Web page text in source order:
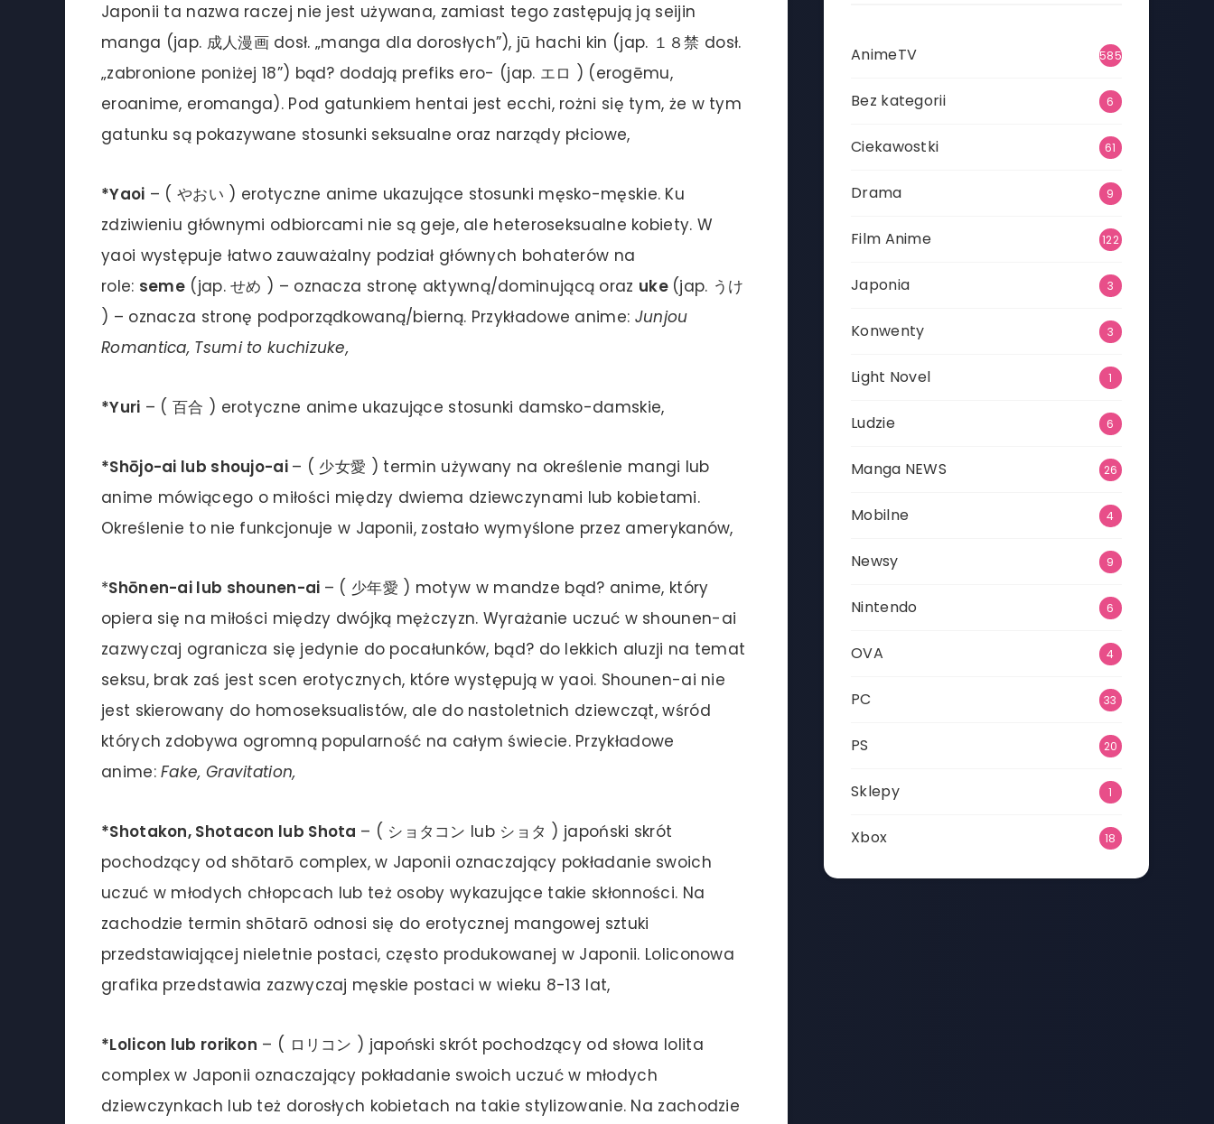
Japonii ta nazwa raczej nie jest używana, zamiast tego zastępują ją seijin
manga (jap. 成人漫画 dosł. „manga dla dorosłych”), jū hachi kin (jap. １８禁 dosł.
„zabronione poniżej 18”) bąd? dodają prefiks ero- (jap. エロ ) (erogēmu,
eroanime, eromanga). Pod gatunkiem hentai jest ecchi, rożni się tym, że w tym
gatunku są pokazywane stosunki seksualne oraz narządy płciowe,
*Yaoi – ( やおい ) erotyczne anime ukazujące stosunki męsko-męskie. Ku
zdziwieniu głównymi odbiorcami nie są geje, ale heteroseksualne kobiety. W
yaoi występuje łatwo zauważalny podział głównych bohaterów na
role: seme (jap. せめ ) – oznacza stronę aktywną/dominującą oraz uke (jap. うけ
) – oznacza stronę podporządkowaną/bierną. Przykładowe anime: Junjou
Romantica, Tsumi to kuchizuke,
*Yuri – ( 百合 ) erotyczne anime ukazujące stosunki damsko-damskie,
*Shōjo-ai lub shoujo-ai – ( 少女愛 ) termin używany na określenie mangi lub
anime mówiącego o miłości między dwiema dziewczynami lub kobietami.
Określenie to nie funkcjonuje w Japonii, zostało wymyślone przez amerykanów,
*Shōnen-ai lub shounen-ai – ( 少年愛 ) motyw w mandze bąd? anime, który
opiera się na miłości między dwójką mężczyzn. Wyrażanie uczuć w shounen-ai
zazwyczaj ogranicza się jedynie do pocałunków, bąd? do lekkich aluzji na temat
seksu, brak zaś jest scen erotycznych, które występują w yaoi. Shounen-ai nie
jest skierowany do homoseksualistów, ale do nastoletnich dziewcząt, wśród
których zdobywa ogromną popularność na całym świecie. Przykładowe
anime:Fake, Gravitation,
*Shotakon, Shotacon lub Shota – ( ショタコン lub ショタ ) japoński skrót
pochodzący od shōtarō complex, w Japonii oznaczający pokładanie swoich
uczuć w młodych chłopcach lub też osoby wykazujące takie skłonności. Na
zachodzie termin shōtarō odnosi się do erotycznej mangowej sztuki
przedstawiającej nieletnie postaci, często produkowanej w Japonii. Loliconowa
grafika przedstawia zazwyczaj męskie postaci w wieku 8-13 lat,
*Lolicon lub rorikon – ( ロリコン ) japoński skrót pochodzący od słowa lolita
complex w Japonii oznaczający pokładanie swoich uczuć w młodych
dziewczynkach lub też dorosłych kobietach na takie stylizowanie. Na zachodzie
AnimeTV 585
Bez kategorii 6
Ciekawostki 61
Drama 9
Film Anime 122
Japonia 3
Konwenty 3
Light Novel 1
Ludzie 6
Manga NEWS 26
Mobilne 4
Newsy 9
Nintendo 6
OVA 4
PC 33
PS 20
Sklepy 1
Xbox 18